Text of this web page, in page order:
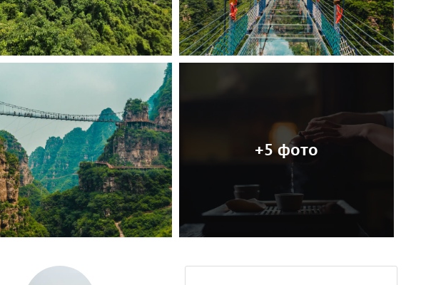
+5 фото